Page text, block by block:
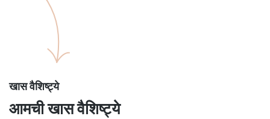
खास वैशिष्ट्ये
आमची खास वैशिष्ट्ये